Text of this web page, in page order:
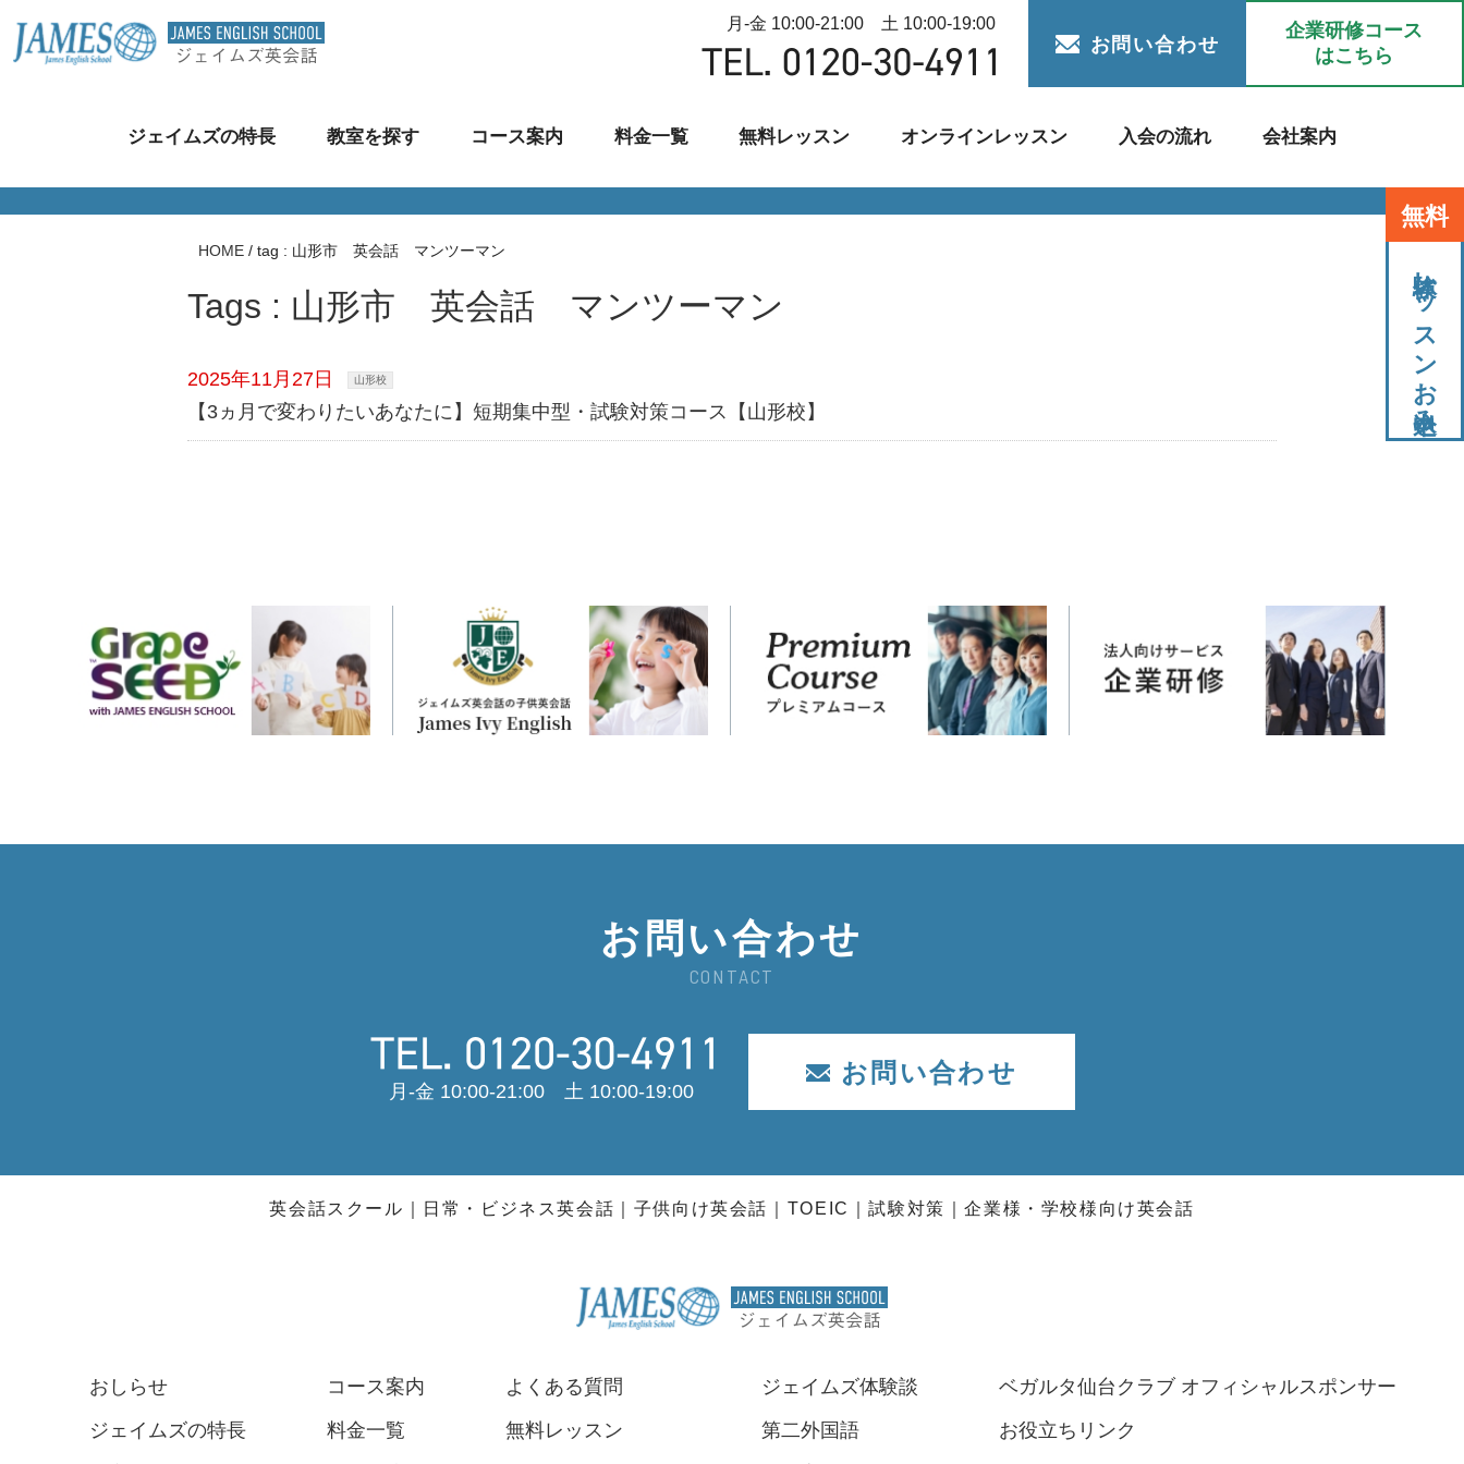
月-金 10:00-21:00 土 10:00-19:00
お問い合わせ
企業研修コース
はこちら
ジェイムズの特長 教室を探す コース案内 料金一覧 無料レッスン オンラインレッスン 入会の流れ 会社案内
無料
体験レッスンお申込み
HOME / tag : 山形市 英会話 マンツーマン
Tags : 山形市 英会話 マンツーマン
2025年11月27日 山形校
【3ヵ月で変わりたいあなたに】短期集中型・試験対策コース【山形校】
お問い合わせ
CONTACT
月-金 10:00-21:00 土 10:00-19:00
お問い合わせ
英会話スクール 日常・ビジネス英会話 子供向け英会話 TOEIC 試験対策 企業様・学校様向け英会話
おしらせ
ジェイムズの特長
コース案内
料金一覧
よくある質問
無料レッスン
ジェイムズ体験談
第二外国語
ベガルタ仙台クラブ オフィシャルスポンサー
お役立ちリンク